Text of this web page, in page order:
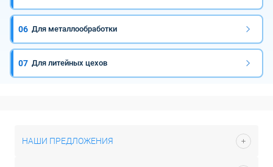
06 Для металлообработки
07 Для литейных цехов
НАШИ ПРЕДЛОЖЕНИЯ